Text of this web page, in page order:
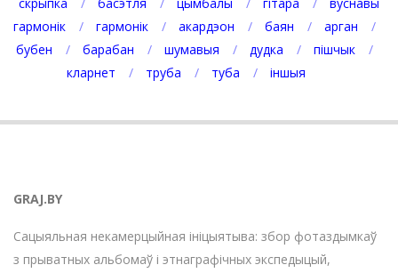
гармонік
гармонік акардэон баян
арган
бубен
барабан шумавыя дудка
пішчык
кларнет
труба туба іншыя
GRAJ.BY
Сацыяльная некамерцыйная ініцыятыва: збор фотаздымкаў
з прыватных альбомаў і этнаграфічных экспедыцый,